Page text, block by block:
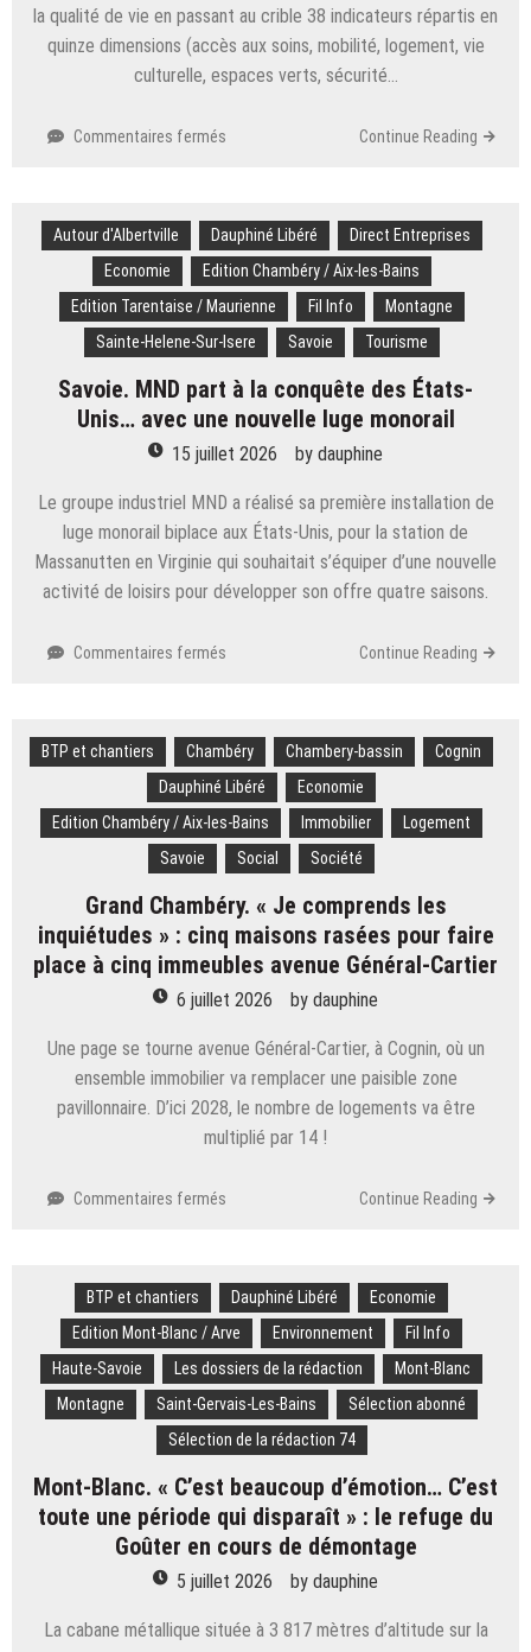
la qualité de vie en passant au crible 38 indicateurs répartis en
quinze dimensions (accès aux soins, mobilité, logement, vie
culturelle, espaces verts, sécurité…
Commentaires fermés
en
ville
:
Chambéry
dixième
du
classement
du
Alternatives
Continue Reading
Autour d'Albertville Dauphiné Libéré
Direct Entreprises
Economie
Edition Chambéry / Aix-les-Bains
Edition Tarentaise / Maurienne
Fil Info
Montagne
Sainte-Helene-Sur-Isere
Savoie Tourisme
Savoie. MND part à la conquête des États-
Unis… avec une nouvelle luge monorail
15 juillet 2026 by dauphine
Le groupe industriel MND a réalisé sa première installation de
luge monorail biplace aux États-Unis, pour la station de
Massanutten en Virginie qui souhaitait s’équiper d’une nouvelle
activité de loisirs pour développer son offre quatre saisons.
Commentaires fermés
à
la
conquête
des
États-
Unis…
avec
une
nouvelle
luge
monorail
Continue Reading
BTP et chantiers Chambéry Chambery-bassin
Cognin
Dauphiné Libéré
Economie
Edition Chambéry / Aix-les-Bains
Immobilier
Logement
Savoie
Social Société
Grand Chambéry. « Je comprends les
inquiétudes » : cinq maisons rasées pour faire
place à cinq immeubles avenue Général-Cartier
6 juillet 2026 by dauphine
Une page se tourne avenue Général-Cartier, à Cognin, où un
ensemble immobilier va remplacer une paisible zone
pavillonnaire. D’ici 2028, le nombre de logements va être
multiplié par 14 !
Commentaires fermés
comprends
les
inquiétudes » :
cinq
maisons
rasées
pour
place
à
cinq
immeubles
Général-
Continue Reading
BTP et chantiers Dauphiné Libéré
Economie
Edition Mont-Blanc / Arve
Environnement
Fil Info
Haute-Savoie
Les dossiers de la rédaction
Mont-Blanc
Montagne
Saint-Gervais-Les-Bains
Sélection abonné
Sélection de la rédaction 74
Mont-Blanc. « C’est beaucoup d’émotion… C’est
toute une période qui disparaît » : le refuge du
Goûter en cours de démontage
5 juillet 2026 by dauphine
La cabane métallique située à 3 817 mètres d’altitude sur la